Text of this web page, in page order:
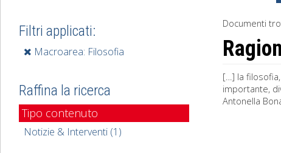
Documenti
[…] la
importante,
Antonella
Filtri applicati:
Macroarea: Filosofia
Raffina la ricerca
Tipo contenuto
Notizie & Interventi (1)